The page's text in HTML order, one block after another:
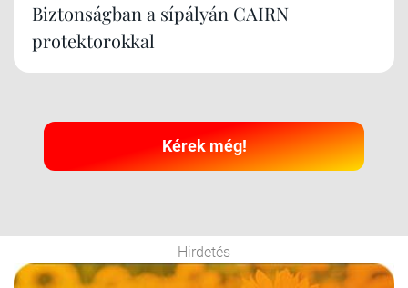
Biztonságban a sípályán CAIRN
protektorokkal
Kérek még!
Hirdetés